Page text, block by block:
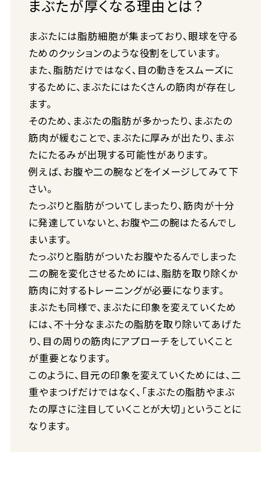
まぶたが厚くなる理由とは？
まぶたには脂肪細胞が集まっており、眼球を守る
ためのクッションのような役割をしています。
また、脂肪だけではなく、目の動きをスムーズに
するために、まぶたにはたくさんの筋肉が存在し
ます。
そのため、まぶたの脂肪が多かったり、まぶたの
筋肉が緩むことで、まぶたに厚みが出たり、まぶ
たにたるみが出現する可能性があります。
例えば、お腹や二の腕などをイメージしてみて下
さい。
たっぷりと脂肪がついてしまったり、筋肉が十分
に発達していないと、お腹や二の腕はたるんでし
まいます。
たっぷりと脂肪がついたお腹やたるんでしまった
二の腕を変化させるためには、脂肪を取り除くか
筋肉に対するトレーニングが必要になります。
まぶたも同様で、まぶたに印象を変えていくため
には、不十分なまぶたの脂肪を取り除いてあげた
り、目の周りの筋肉にアプローチをしていくこと
が重要となります。
このように、目元の印象を変えていくためには、二
重やまつげだけではなく、「まぶたの脂肪やまぶ
たの厚さに注目していくことが大切」ということに
なります。